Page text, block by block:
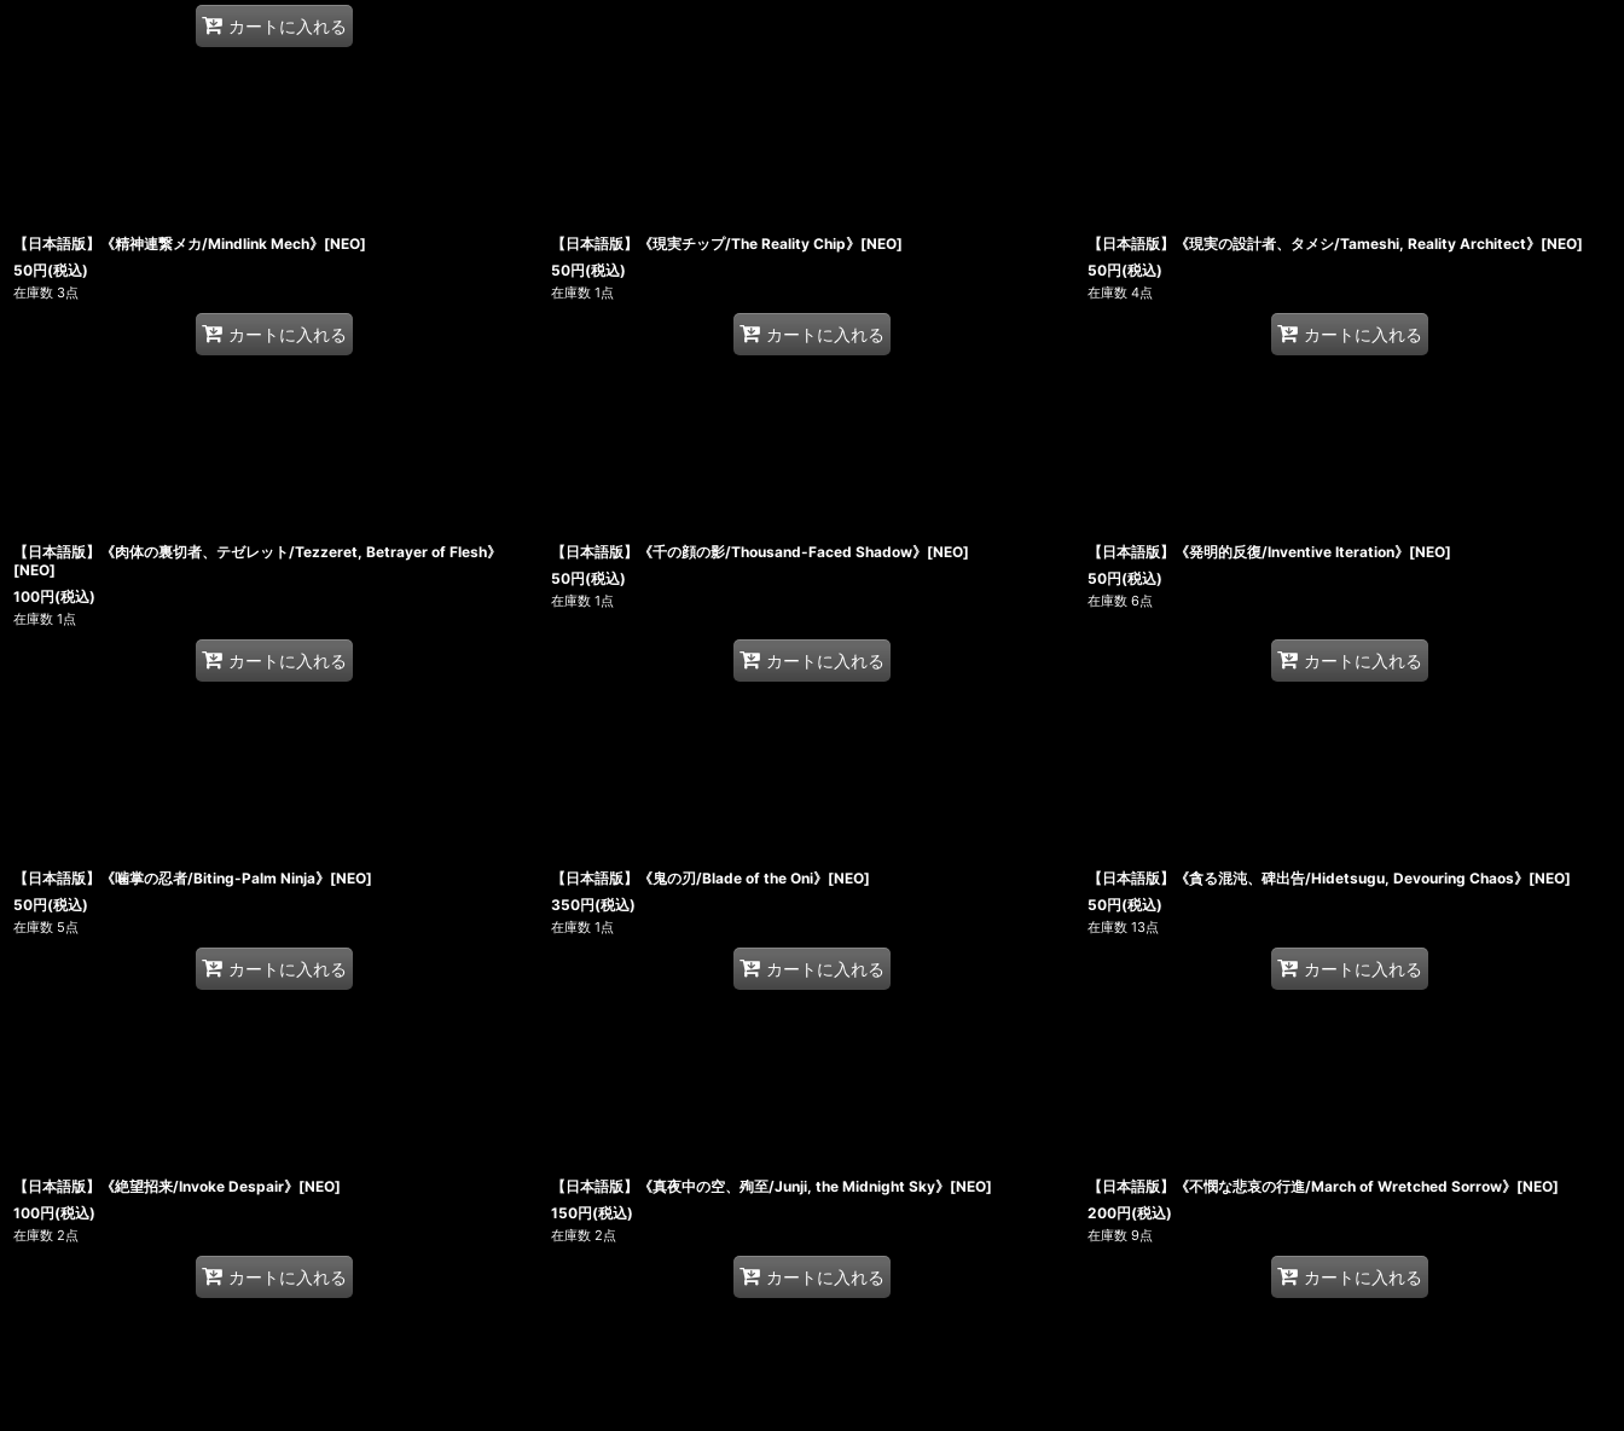
カートに入れる
【日本語版】《精神連繋メカ/Mindlink Mech》[NEO]
50円(税込)
在庫数 3点
カートに入れる
【日本語版】《現実チップ/The Reality Chip》[NEO]
50円(税込)
在庫数 1点
カートに入れる
【日本語版】《現実の設計者、タメシ/Tameshi, Reality Architect》[NEO]
50円(税込)
在庫数 4点
カートに入れる
【日本語版】《肉体の裏切者、テゼレット/Tezzeret, Betrayer of Flesh》
[NEO]
100円(税込)
在庫数 1点
カートに入れる
【日本語版】《千の顔の影/Thousand-Faced Shadow》[NEO]
50円(税込)
在庫数 1点
カートに入れる
【日本語版】《発明的反復/Inventive Iteration》[NEO]
50円(税込)
在庫数 6点
カートに入れる
【日本語版】《噛掌の忍者/Biting-Palm Ninja》[NEO]
50円(税込)
在庫数 5点
カートに入れる
【日本語版】《鬼の刃/Blade of the Oni》[NEO]
350円(税込)
在庫数 1点
カートに入れる
【日本語版】《貪る混沌、碑出告/Hidetsugu, Devouring Chaos》[NEO]
50円(税込)
在庫数 13点
カートに入れる
【日本語版】《絶望招来/Invoke Despair》[NEO]
100円(税込)
在庫数 2点
カートに入れる
【日本語版】《真夜中の空、殉至/Junji, the Midnight Sky》[NEO]
150円(税込)
在庫数 2点
カートに入れる
【日本語版】《不憫な悲哀の行進/March of Wretched Sorrow》[NEO]
200円(税込)
在庫数 9点
カートに入れる